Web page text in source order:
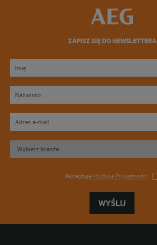
ZAPISZ SIĘ DO NEWSLETTERA
Akceptuję Politykę Prywatności
WYŚLIJ